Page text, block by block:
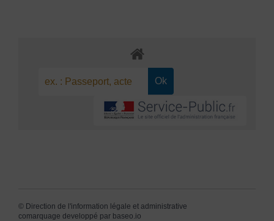
© Direction de l'information légale et administrative
comarquage developpé par baseo.io